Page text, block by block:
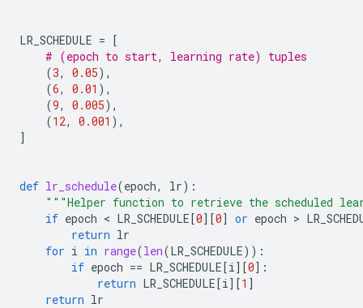
LR_SCHEDULE = [
# (epoch to start, learning rate) tuples
(3, 0.05),
(6, 0.01 ),
(9, 0.005),
(12, 0.001 ),
]
def lr_schedule(epoch, lr):
"""Helper function to retrieve the scheduled
if epoch < LR_SCHEDULE[0][0] or epoch >
return lr
for i in range(len(LR_SCHEDULE)):
if epoch == LR_SCHEDULE[i][0]:
return LR_SCHEDULE[i][1 ]
return lr